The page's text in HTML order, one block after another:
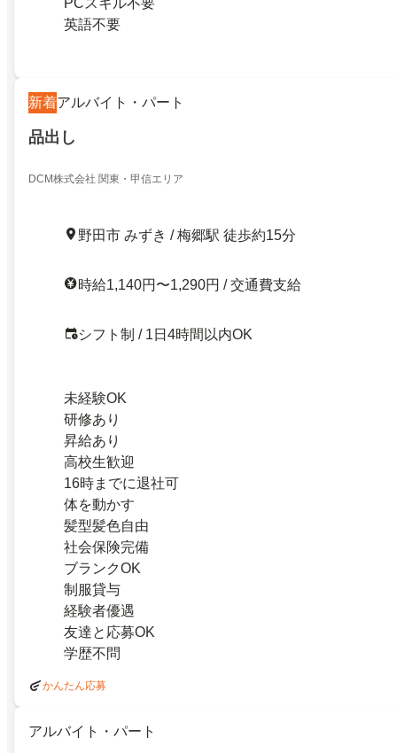
英語不要
新着アルバイト・パート
品出し
DCM株式会社 関東・甲信エリア
野田市 みずき / 梅郷駅 徒歩約15分
時給1,140円〜1,290円 / 交通費支給
シフト制 / 1日4時間以内OK
未経験OK
研修あり
昇給あり
高校生歓迎
16時までに退社可
体を動かす
髪型髪色自由
社会保険完備
ブランクOK
制服貸与
経験者優遇
友達と応募OK
学歴不問
かんたん応募
アルバイト・パート